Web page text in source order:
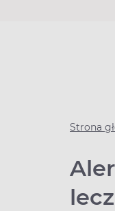
Strona